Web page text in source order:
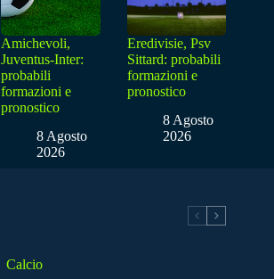
Amichevoli,
Juventus-Inter:
probabili
formazioni e
pronostico
8 Agosto
2026
Eredivisie, Psv
Sittard: probabili
formazioni e
pronostico
8 Agosto
2026
Calcio